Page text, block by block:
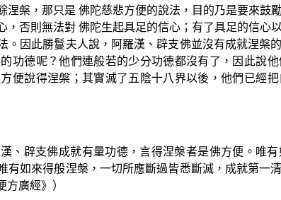
涅槃，那只是 佛陀慈悲方便的說法，目的乃是要來鼓
否則無法對 佛陀生起具足的信心；有了具足的信心
。因此勝鬘夫人說，阿羅漢、辟支佛並沒有成就涅槃
功德呢？他們連般若的少分功德都沒有了，因此說
便說得涅槃；其實滅了五陰十八界以後，他們已經
、辟支佛成就有量功德，言得涅槃者是佛方便。唯
如來得般涅槃，一切所應斷過皆悉斷滅，成就第一
廣經》）